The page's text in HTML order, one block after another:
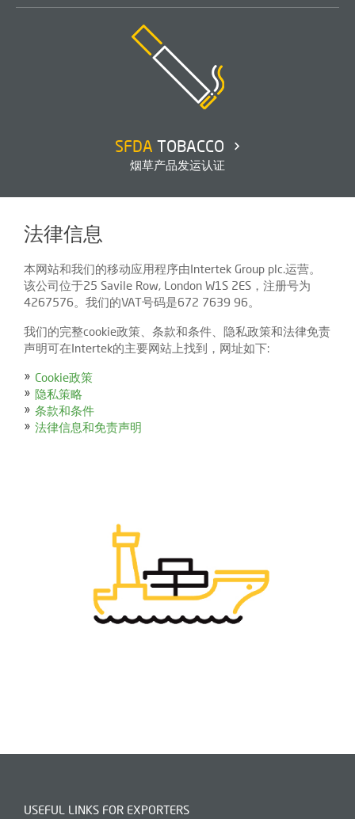
SFDA TOBACCO
烟草产品发运认证
法律信息
本网站和我们的移动应用程序由Intertek Group plc.运营。
该公司位于25 Savile Row, London W1S 2ES，注册号为
4267576。我们的VAT号码是672 7639 96。
我们的完整cookie政策、条款和条件、隐私政策和法律免责
声明可在Intertek的主要网站上找到，网址如下:
Cookie政策
隐私策略
条款和条件
法律信息和免责声明
USEFUL LINKS FOR EXPORTERS